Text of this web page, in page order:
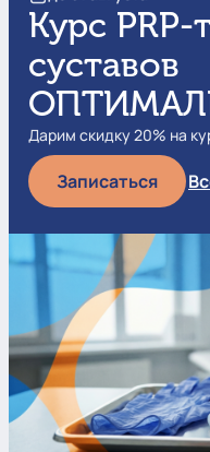
Курс PRP-
суставов
Дарим скидку 20% на
Записаться